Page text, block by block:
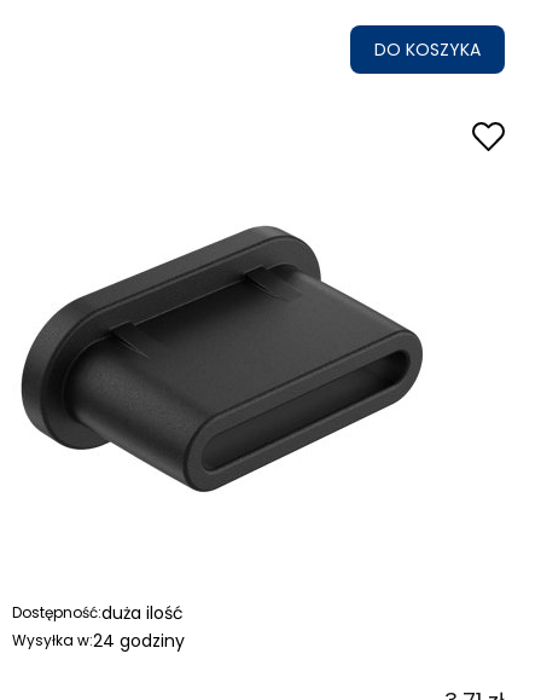
DO KOSZYKA
Dostępność:duża ilość
Wysyłka w:24 godziny